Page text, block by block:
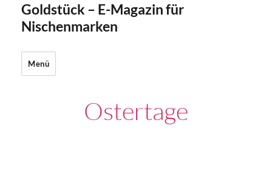
Goldstück – E-Magazin für
Nischenmarken
Menü
Ostertage